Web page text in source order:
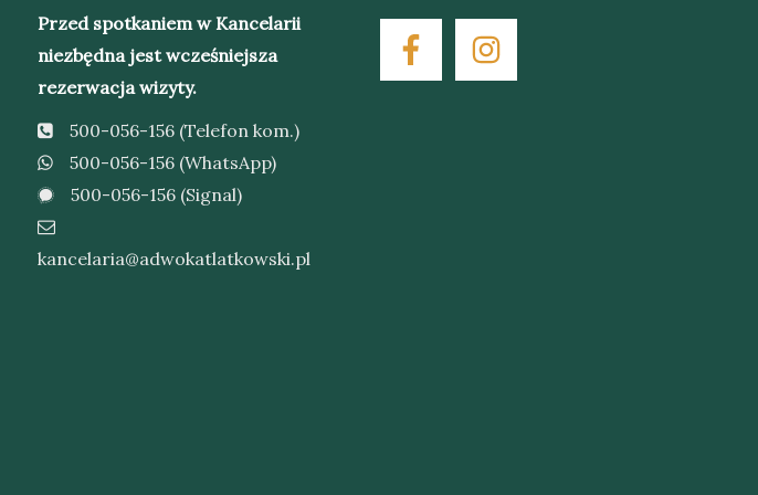
Przed spotkaniem w Kancelarii
niezbędna jest wcześniejsza
rezerwacja wizyty.
500-056-156 (Telefon kom.)
500-056-156 (WhatsApp)
500-056-156 (Signal)
kancelaria@adwokatlatkowski.pl